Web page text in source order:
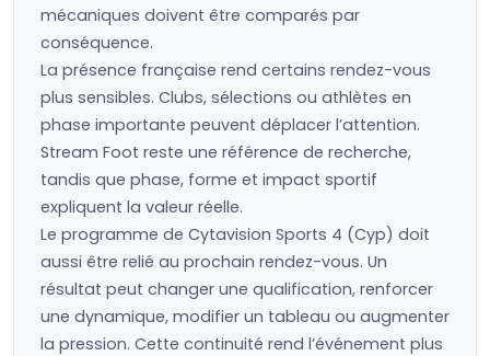
mécaniques doivent être comparés par
conséquence.
La présence française rend certains rendez-vous
plus sensibles. Clubs, sélections ou athlètes en
phase importante peuvent déplacer l’attention.
Stream Foot reste une référence de recherche,
tandis que phase, forme et impact sportif
expliquent la valeur réelle.
Le programme de Cytavision Sports 4 (Cyp) doit
aussi être relié au prochain rendez-vous. Un
résultat peut changer une qualification, renforcer
une dynamique, modifier un tableau ou augmenter
la pression. Cette continuité rend l’événement plus